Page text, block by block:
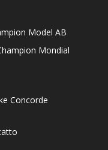
Model AB
Mondial
Concorde